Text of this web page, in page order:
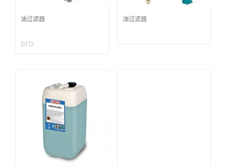
油过滤器
BFD
油过滤器